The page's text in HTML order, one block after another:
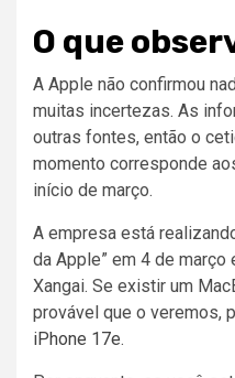
O que
A Apple não confirmou
muitas incertezas. As
outras fontes, então o
momento corresponde
início de março.
A empresa está
da Apple” em 4 de março
Xangai. Se existir um
provável que o veremos,
iPhone 17e.